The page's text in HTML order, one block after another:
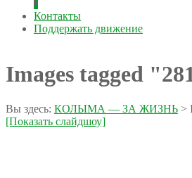
Контакты
Поддержать движение
Images tagged
Вы здесь: КОЛЫМА — ЗА ЖИЗНЬ >
[Показать слайдшоу]